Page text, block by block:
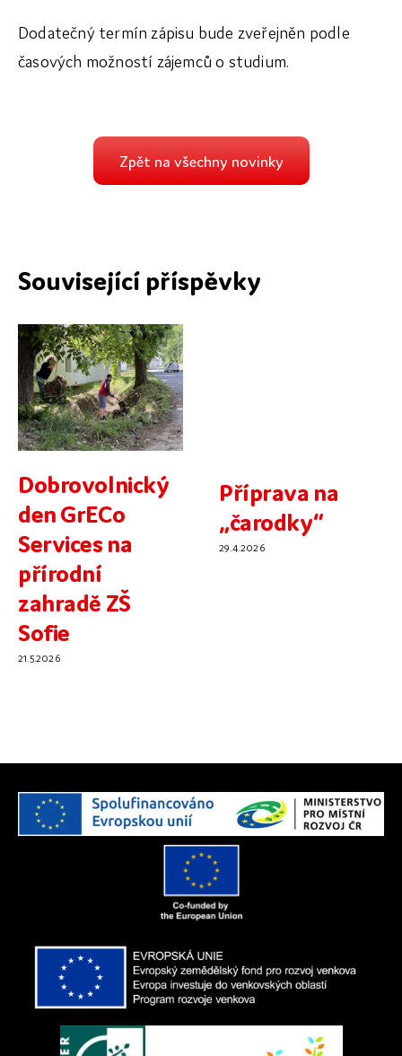
Dodatečný termín zápisu bude zveřejněn podle
časových možností zájemců o studium.
Zpět na všechny novinky
Související příspěvky
Dobrovolnický
den GrECo
Services na
přírodní
zahradě ZŠ
Sofie
21.5.2026
Příprava na
„čarodky“
29.4.2026